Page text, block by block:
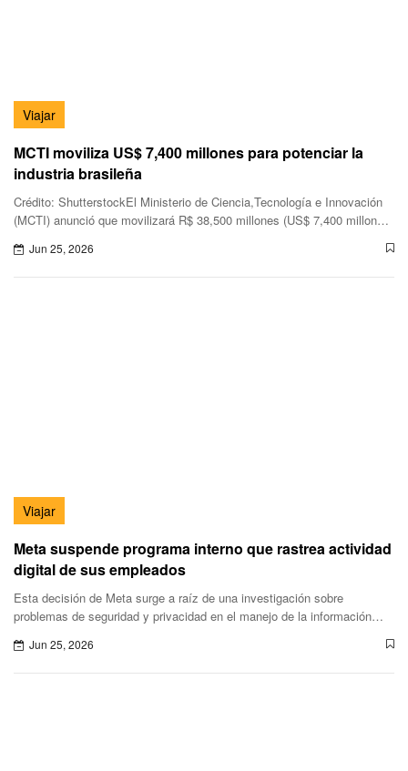
Viajar
MCTI moviliza US$ 7,400 millones para potenciar la
industria brasileña
Crédito: ShutterstockEl Ministerio de Ciencia,Tecnología e Innovación
(MCTI) anunció que movilizará R$ 38,500 millones (US$ 7,400 millones)
Jun 25, 2026
Viajar
Meta suspende programa interno que rastrea actividad
digital de sus empleados
Esta decisión de Meta surge a raíz de una investigación sobre
problemas de seguridad y privacidad en el manejo de la información
Jun 25, 2026